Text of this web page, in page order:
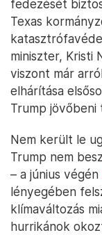
fedezését
Texas
miniszter, Kristi
viszont már
elhárítása
Trump
Nem került le
Trump nem
– a június végén
lényegében
klímaváltozás
hurrikánok